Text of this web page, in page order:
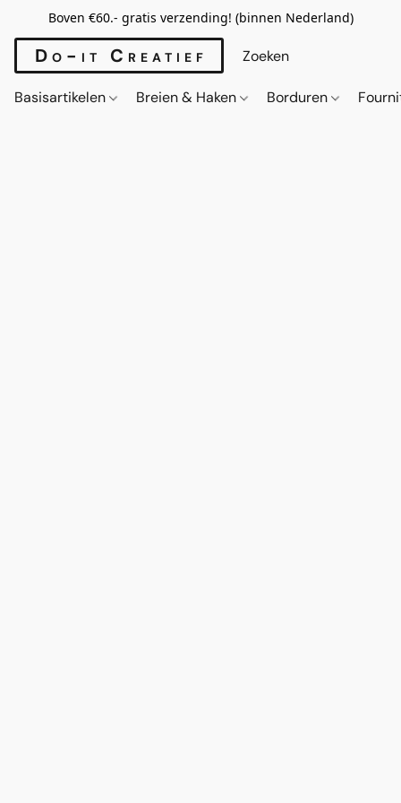
Boven €60.- gratis verzending! (binnen Nederland)
Do-it Creatief
Basisartikelen Breien & Haken Borduren